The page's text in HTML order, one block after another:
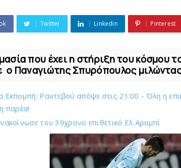
Twitter Linkedin Pinterest
που έχει η στήριξη του κόσμου
o Παναγιώτης Σπυρόπουλος
Εκπομπή: Ραντεβού απόψε στις 21:00 - Όλη η
παρέα!
τον 39χρονο επιθετικό Ελ Αραμπί